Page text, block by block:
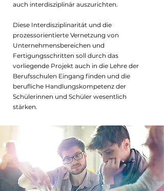
auch interdisziplinär auszurichten.
Diese Interdisziplinarität und die
prozessorientierte Vernetzung von
Unternehmensbereichen und
Fertigungsschritten soll durch das
vorliegende Projekt auch in die Lehre der
Berufsschulen Eingang finden und die
berufliche Handlungskompetenz der
Schülerinnen und Schüler wesentlich
stärken.